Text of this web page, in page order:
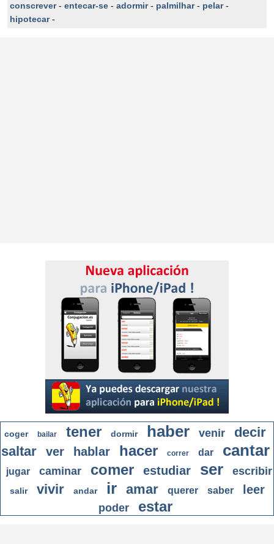
conscrever- entecar-se - adormir- palmilhar- pelar-
hipotecar-
coger bailar tener dormir haber venir
decir
saltar
ver hablar hacer correr dar cantar
jugar caminar comer estudiar ser escribir
salir vivir andar ir amar querer saber leer
poder estar